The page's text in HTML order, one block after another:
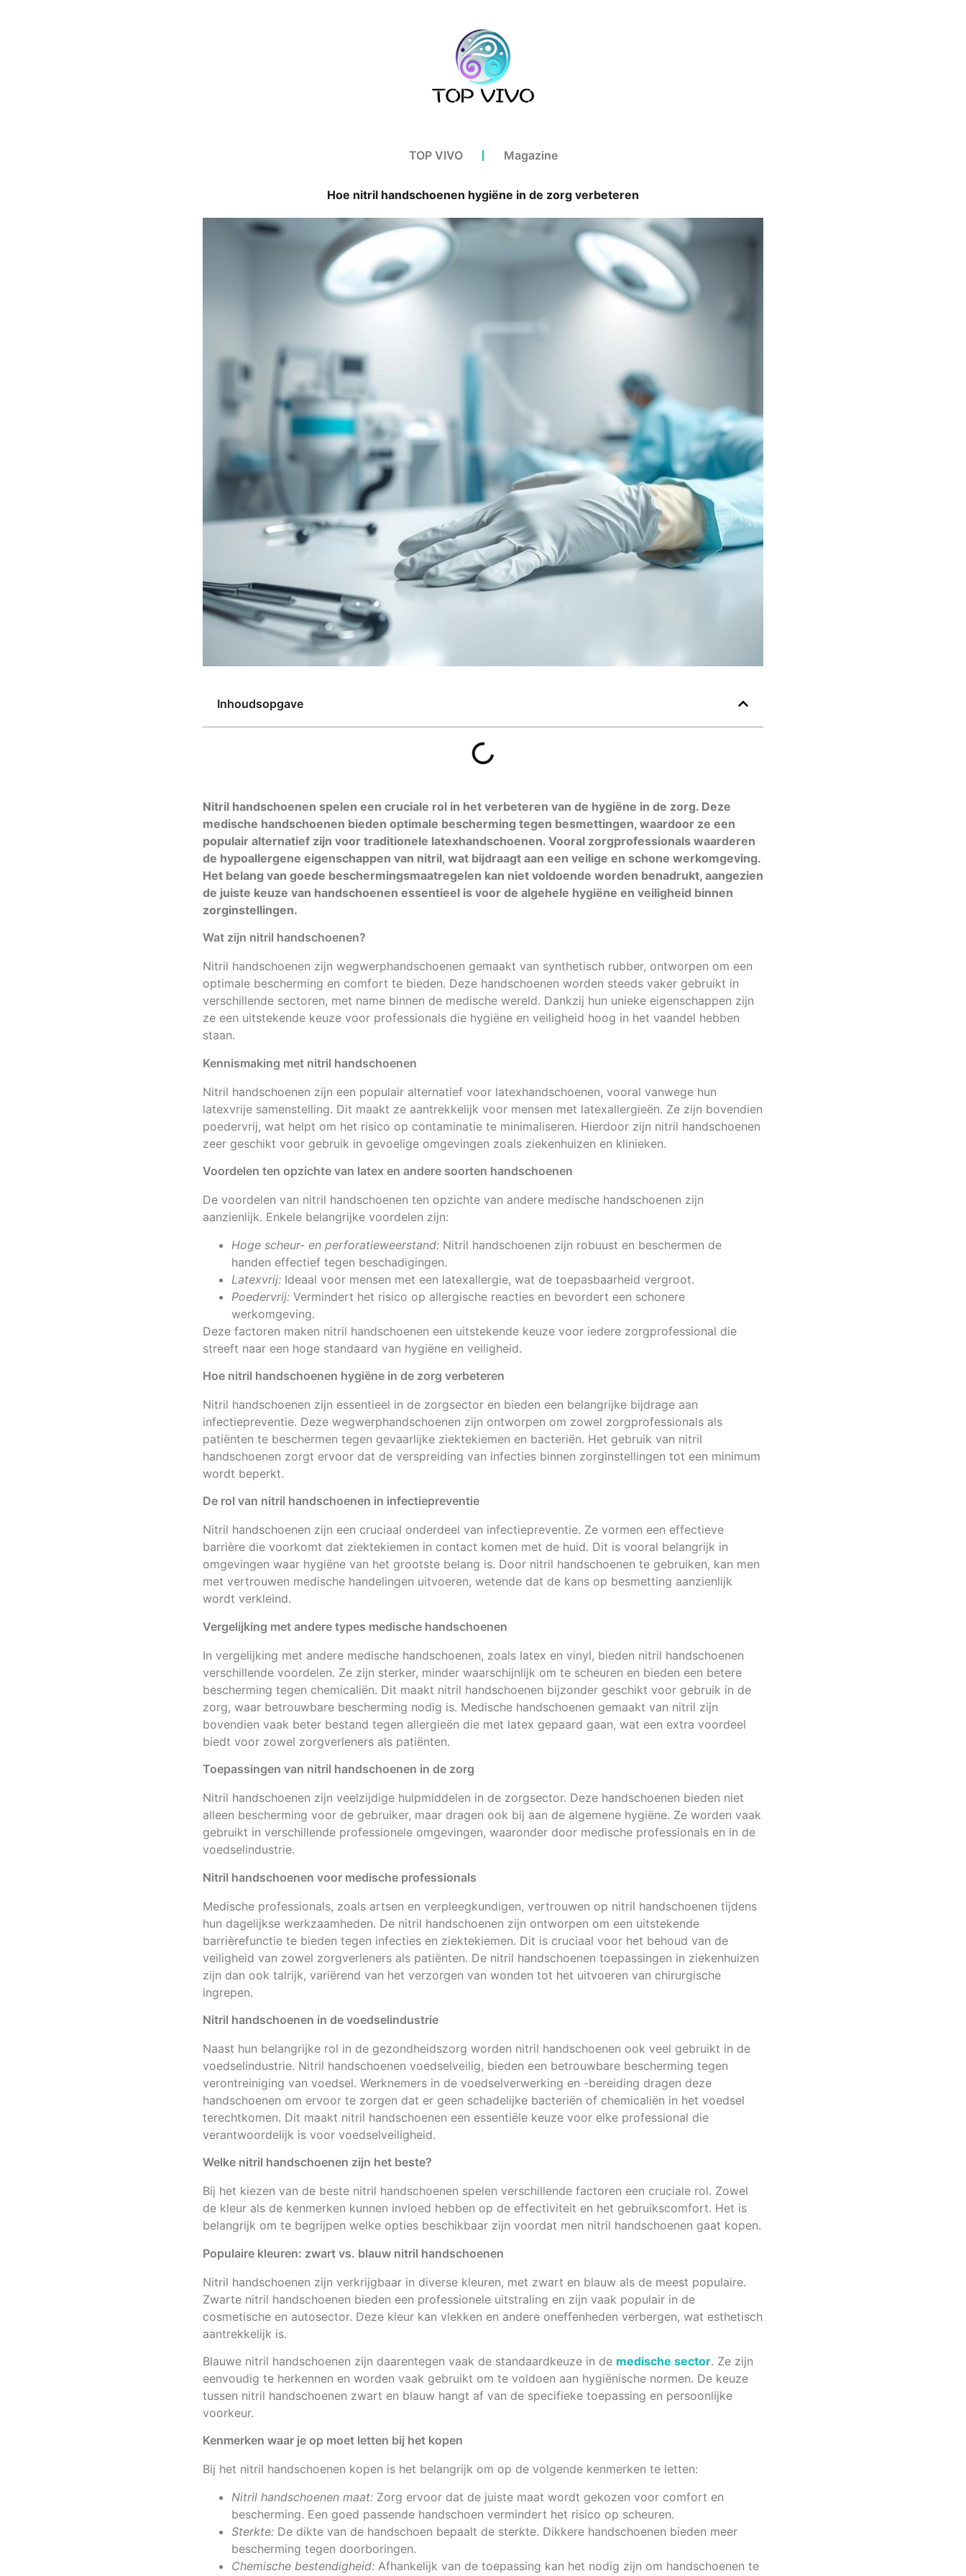
TOP VIVO Magazine
Hoe nitril handschoenen hygiëne in de zorg verbeteren
Inhoudsopgave
Nitril handschoenen spelen een cruciale rol in het verbeteren van de hygiëne in de zorg. Deze
medische handschoenen bieden optimale bescherming tegen besmettingen, waardoor ze een
populair alternatief zijn voor traditionele latexhandschoenen. Vooral zorgprofessionals waarderen
de hypoallergene eigenschappen van nitril, wat bijdraagt aan een veilige en schone werkomgeving.
Het belang van goede beschermingsmaatregelen kan niet voldoende worden benadrukt, aangezien
de juiste keuze van handschoenen essentieel is voor de algehele hygiëne en veiligheid binnen
zorginstellingen.
Wat zijn nitril handschoenen?
Nitril handschoenen zijn wegwerphandschoenen gemaakt van synthetisch rubber, ontworpen om een
optimale bescherming en comfort te bieden. Deze handschoenen worden steeds vaker gebruikt in
verschillende sectoren, met name binnen de medische wereld. Dankzij hun unieke eigenschappen zijn
ze een uitstekende keuze voor professionals die hygiëne en veiligheid hoog in het vaandel hebben
staan.
Kennismaking met nitril handschoenen
Nitril handschoenen zijn een populair alternatief voor latexhandschoenen, vooral vanwege hun
latexvrije samenstelling. Dit maakt ze aantrekkelijk voor mensen met latexallergieën. Ze zijn bovendien
poedervrij, wat helpt om het risico op contaminatie te minimaliseren. Hierdoor zijn nitril handschoenen
zeer geschikt voor gebruik in gevoelige omgevingen zoals ziekenhuizen en klinieken.
Voordelen ten opzichte van latex en andere soorten handschoenen
De voordelen van nitril handschoenen ten opzichte van andere medische handschoenen zijn
aanzienlijk. Enkele belangrijke voordelen zijn:
Hoge scheur- en perforatieweerstand: Nitril handschoenen zijn robuust en beschermen de
handen effectief tegen beschadigingen.
Latexvrij: Ideaal voor mensen met een latexallergie, wat de toepasbaarheid vergroot.
Poedervrij: Vermindert het risico op allergische reacties en bevordert een schonere
werkomgeving.
Deze factoren maken nitril handschoenen een uitstekende keuze voor iedere zorgprofessional die
streeft naar een hoge standaard van hygiëne en veiligheid.
Hoe nitril handschoenen hygiëne in de zorg verbeteren
Nitril handschoenen zijn essentieel in de zorgsector en bieden een belangrijke bijdrage aan
infectiepreventie. Deze wegwerphandschoenen zijn ontworpen om zowel zorgprofessionals als
patiënten te beschermen tegen gevaarlijke ziektekiemen en bacteriën. Het gebruik van nitril
handschoenen zorgt ervoor dat de verspreiding van infecties binnen zorginstellingen tot een minimum
wordt beperkt.
De rol van nitril handschoenen in infectiepreventie
Nitril handschoenen zijn een cruciaal onderdeel van infectiepreventie. Ze vormen een effectieve
barrière die voorkomt dat ziektekiemen in contact komen met de huid. Dit is vooral belangrijk in
omgevingen waar hygiëne van het grootste belang is. Door nitril handschoenen te gebruiken, kan men
met vertrouwen medische handelingen uitvoeren, wetende dat de kans op besmetting aanzienlijk
wordt verkleind.
Vergelijking met andere types medische handschoenen
In vergelijking met andere medische handschoenen, zoals latex en vinyl, bieden nitril handschoenen
verschillende voordelen. Ze zijn sterker, minder waarschijnlijk om te scheuren en bieden een betere
bescherming tegen chemicaliën. Dit maakt nitril handschoenen bijzonder geschikt voor gebruik in de
zorg, waar betrouwbare bescherming nodig is. Medische handschoenen gemaakt van nitril zijn
bovendien vaak beter bestand tegen allergieën die met latex gepaard gaan, wat een extra voordeel
biedt voor zowel zorgverleners als patiënten.
Toepassingen van nitril handschoenen in de zorg
Nitril handschoenen zijn veelzijdige hulpmiddelen in de zorgsector. Deze handschoenen bieden niet
alleen bescherming voor de gebruiker, maar dragen ook bij aan de algemene hygiëne. Ze worden vaak
gebruikt in verschillende professionele omgevingen, waaronder door medische professionals en in de
voedselindustrie.
Nitril handschoenen voor medische professionals
Medische professionals, zoals artsen en verpleegkundigen, vertrouwen op nitril handschoenen tijdens
hun dagelijkse werkzaamheden. De nitril handschoenen zijn ontworpen om een uitstekende
barrièrefunctie te bieden tegen infecties en ziektekiemen. Dit is cruciaal voor het behoud van de
veiligheid van zowel zorgverleners als patiënten. De nitril handschoenen toepassingen in ziekenhuizen
zijn dan ook talrijk, variërend van het verzorgen van wonden tot het uitvoeren van chirurgische
ingrepen.
Nitril handschoenen in de voedselindustrie
Naast hun belangrijke rol in de gezondheidszorg worden nitril handschoenen ook veel gebruikt in de
voedselindustrie. Nitril handschoenen voedselveilig, bieden een betrouwbare bescherming tegen
verontreiniging van voedsel. Werknemers in de voedselverwerking en -bereiding dragen deze
handschoenen om ervoor te zorgen dat er geen schadelijke bacteriën of chemicaliën in het voedsel
terechtkomen. Dit maakt nitril handschoenen een essentiële keuze voor elke professional die
verantwoordelijk is voor voedselveiligheid.
Welke nitril handschoenen zijn het beste?
Bij het kiezen van de beste nitril handschoenen spelen verschillende factoren een cruciale rol. Zowel
de kleur als de kenmerken kunnen invloed hebben op de effectiviteit en het gebruikscomfort. Het is
belangrijk om te begrijpen welke opties beschikbaar zijn voordat men nitril handschoenen gaat kopen.
Populaire kleuren: zwart vs. blauw nitril handschoenen
Nitril handschoenen zijn verkrijgbaar in diverse kleuren, met zwart en blauw als de meest populaire.
Zwarte nitril handschoenen bieden een professionele uitstraling en zijn vaak populair in de
cosmetische en autosector. Deze kleur kan vlekken en andere oneffenheden verbergen, wat esthetisch
aantrekkelijk is.
Blauwe nitril handschoenen zijn daarentegen vaak de standaardkeuze in de medische sector. Ze zijn
eenvoudig te herkennen en worden vaak gebruikt om te voldoen aan hygiënische normen. De keuze
tussen nitril handschoenen zwart en blauw hangt af van de specifieke toepassing en persoonlijke
voorkeur.
Kenmerken waar je op moet letten bij het kopen
Bij het nitril handschoenen kopen is het belangrijk om op de volgende kenmerken te letten:
Nitril handschoenen maat: Zorg ervoor dat de juiste maat wordt gekozen voor comfort en
bescherming. Een goed passende handschoen vermindert het risico op scheuren.
Sterkte: De dikte van de handschoen bepaalt de sterkte. Dikkere handschoenen bieden meer
bescherming tegen doorboringen.
Chemische bestendigheid: Afhankelijk van de toepassing kan het nodig zijn om handschoenen te